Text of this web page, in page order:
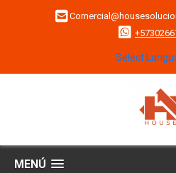
Select
MENÚ